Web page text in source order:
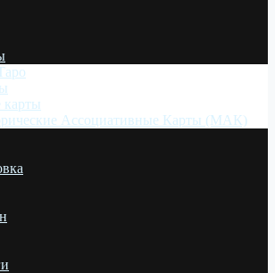
карты
Ассоциативные Карты (МАК)